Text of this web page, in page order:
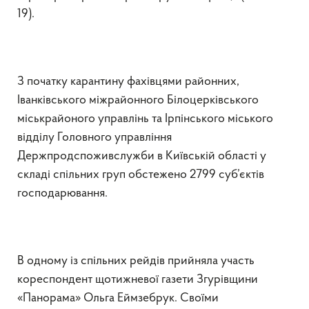
19).
З початку карантину фахівцями районних,
Іванківського міжрайонного Білоцерківського
міськрайоного управлінь та Ірпінського міського
відділу Головного управління
Держпродспоживслужби в Київській області у
складі спільних груп обстежено 2799 суб’єктів
господарювання.
В одному із спільних рейдів прийняла участь
кореспондент щотижневої газети Згурівщини
«Панорама» Ольга Еймзебрук. Своїми